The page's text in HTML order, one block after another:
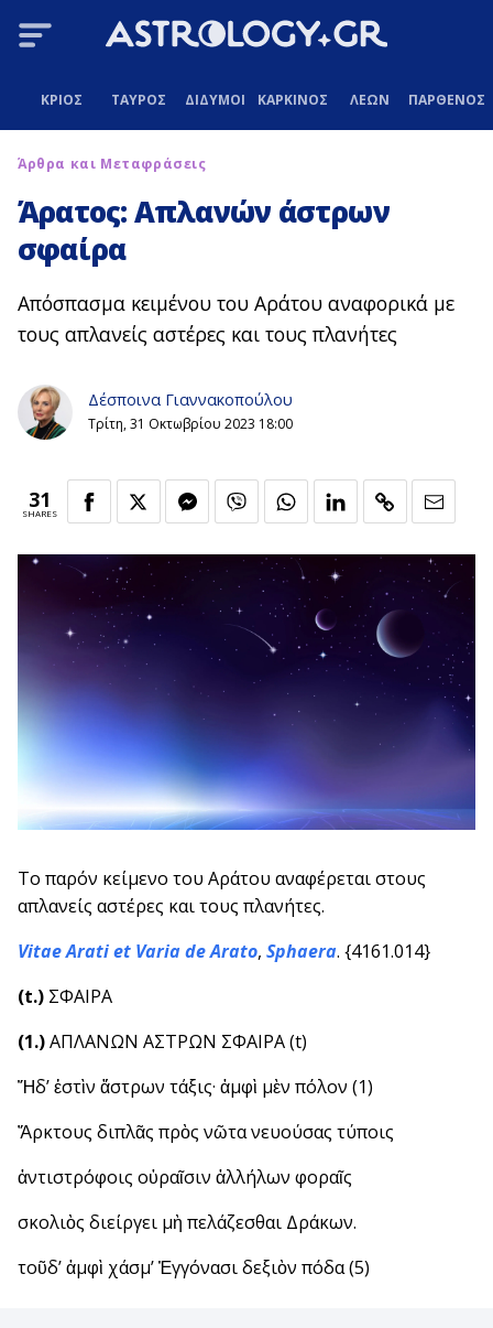
ΚΡΙΟΣ ΤΑΥΡΟΣ ΔΙΔΥΜΟΙ ΚΑΡΚΙΝΟΣ ΛΕΩΝ ΠΑΡΘΕΝΟΣ
Άρθρα και Μεταφράσεις
Άρατος: Απλανών άστρων
σφαίρα
Απόσπασμα κειμένου του Αράτου αναφορικά με
τους απλανείς αστέρες και τους πλανήτες
Δέσποινα Γιαννακοπούλου
Τρίτη, 31 Οκτωβρίου 2023 18:00
31
SHARES
Το παρόν κείμενο του Αράτου αναφέρεται στους
απλανείς αστέρες και τους πλανήτες.
Vitae Arati et Varia de Arato, Sphaera. {4161.014}
(t.) ΣΦΑΙΡΑ
(1.)ΑΠΛΑΝΩΝ ΑΣΤΡΩΝ ΣΦΑΙΡΑ (t)
Ἥδ’ ἐστὶν ἄστρων τάξις· ἀμφὶ μὲν πόλον (1)
Ἄρκτους διπλᾶς πρὸς νῶτα νευούσας τύποις
ἀντιστρόφοις οὐραῖσιν ἀλλήλων φοραῖς
σκολιὸς διείργει μὴ πελάζεσθαι Δράκων.
τοῦδ’ ἀμφὶ χάσμ’ Ἐγγόνασι δεξιὸν πόδα (5)